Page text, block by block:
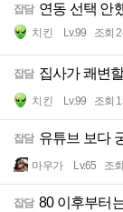
잡담 연동 선택 안
치킨 Lv.99 조회
잡담 집사가 쾌변
치킨 Lv.99 조회
잡담 유튜브 보다
마우가 Lv.65 조
잡담 80 이후부터